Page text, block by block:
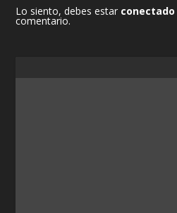
Lo siento, debes estar conectado
comentario.